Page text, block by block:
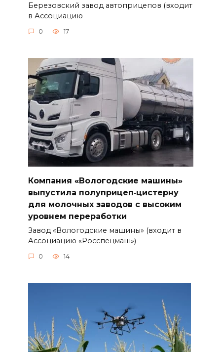
Березовский завод автоприцепов (входит
в Ассоциацию
0 17
Компания «Вологодские машины»
выпустила полуприцеп‑цистерну
для молочных заводов с высоким
уровнем переработки
Завод «Вологодские машины» (входит в
Ассоциацию «Росспецмаш»)
0 14